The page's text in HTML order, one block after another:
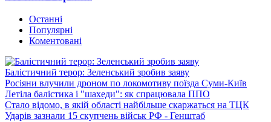
Останні
Популярні
Коментовані
Балістичний терор: Зеленський зробив заяву
Росіяни влучили дроном по локомотиву поїзда Суми-Київ
Летіла балістика і "шахеди": як спрацювала ППО
Стало відомо, в якій області найбільше скаржаться на ТЦК
Ударів зазнали 15 скупчень військ РФ - Генштаб